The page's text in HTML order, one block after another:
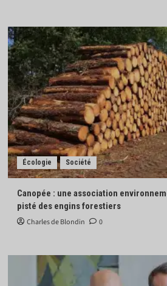
Écologie Société
Canopée : une association
pisté des engins forestiers
Charles de Blondin 0